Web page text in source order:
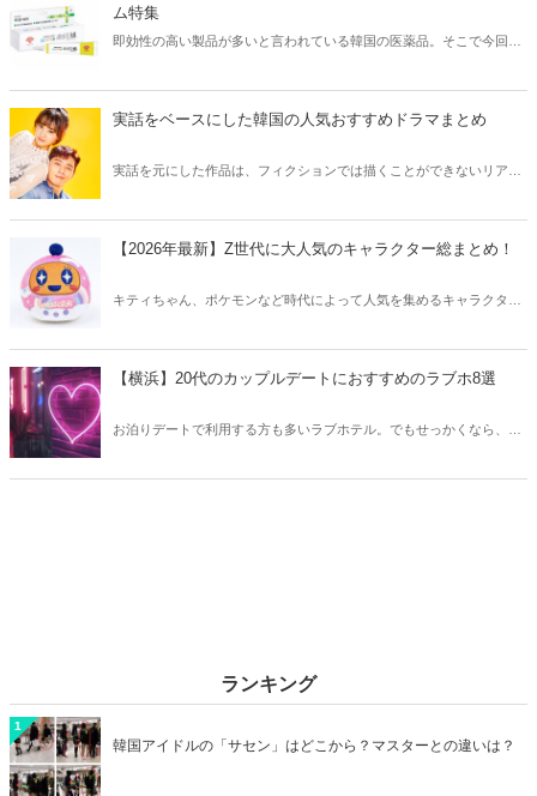
ム特集
即効性の高い製品が多いと言われている韓国の医薬品。そこで今回は
う。
実話をベースにした韓国の人気おすすめドラマまとめ
実話を元にした作品は、フィクションでは描くことができないリアル
【2026年最新】Z世代に大人気のキャラクター総まとめ！
キティちゃん、ポケモンなど時代によって人気を集めるキャラクター
クしてみましょう。
【横浜】20代のカップルデートにおすすめのラブホ8選
お泊りデートで利用する方も多いラブホテル。でもせっかくなら、キ
ランキング
1
韓国アイドルの「サセン」はどこから？マスターとの違いは？